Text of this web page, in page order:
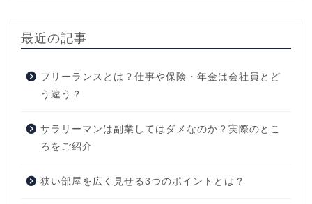
最近の記事
フリーランスとは？仕事や保険・年金は会社員とど
う違う？
サラリーマンは副業してはダメなのか？実際のとこ
ろをご紹介
狭い部屋を広く見せる3つのポイントとは？